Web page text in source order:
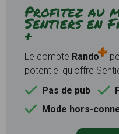
Profitez au
Sentiers en
+
Le compte Rando
potentiel qu'offre
Pas de pub
Mode hors-